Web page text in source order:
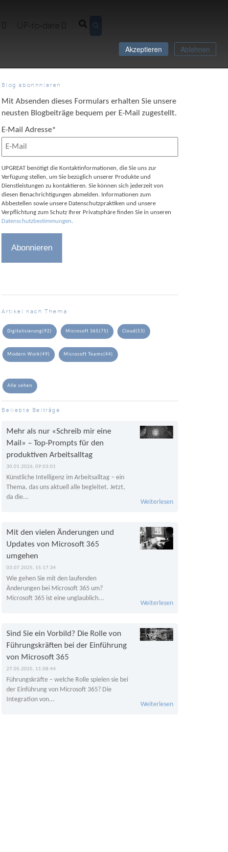
Akzeptieren Ablehnen
UP-to-date
Blog abonnnieren
Mit Absenden dieses Formulars erhalten Sie unsere
neusten Blogbeiträge bequem per E-Mail zugestellt.
E-Mail Adresse*
UPGREAT benötigt die Kontaktinformationen, die Sie uns zur
Verfügung stellen, um Sie bezüglich unserer Produkte und
Dienstleistungen zu kontaktieren. Sie können sich jederzeit von
diesen Benachrichtigungen abmelden. Informationen zum
Abbestellen sowie unsere Datenschutzpraktiken und unsere
Verpflichtung zum Schutz Ihrer Privatsphäre finden Sie in unseren
Datenschutzbestimmungen.
Artikel nach Thema
Digitalisierung(92) Microsoft 365(75) Cloud(53)
Modern Work(49) Microsoft Teams(44)
Alle sehen
Beliebte Beiträge
Mehr als nur «Schreib mir eine
Mail» – Top-Prompts für den
produktiven Arbeitsalltag
30.01.2026, 09:03:01
Künstliche Intelligenz im Arbeitsalltag – ein
Thema, das uns aktuell alle begleitet. Jetzt,
da die...
Weiterlesen
Mit den vielen Änderungen und
Updates von Microsoft 365
umgehen
03.07.2025, 15:17:34
Wie gehen Sie mit den laufenden
Änderungen bei Microsoft 365 um?
Microsoft 365 ist eine unglaublich...
Weiterlesen
Sind Sie ein Vorbild? Die Rolle von
Führungskräften bei der Einführung
von Microsoft 365
27.05.2025, 11:08:44
Führungskräfte – welche Rolle spielen sie bei
der Einführung von Microsoft 365? Die
Integration von...
Weiterlesen